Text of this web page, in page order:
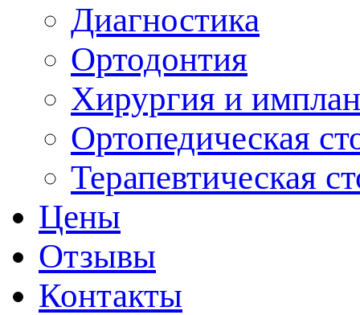
Диагностика
Ортодонтия
Хирургия и
Ортопедическая
Терапевтическая
Цены
Отзывы
Контакты